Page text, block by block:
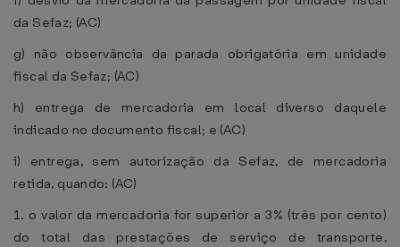
da Sefaz; (AC)
g) não observância da parada obrigatória em unidade
fiscal da Sefaz; (AC)
h) entrega de mercadoria em local diverso daquele
indicado no documento fiscal; e (AC)
i) entrega, sem autorização da Sefaz, de mercadoria
retida, quando: (AC)
1. o valor da mercadoria for superior a 3% (três por cento)
do total das prestações de serviço de transporte,